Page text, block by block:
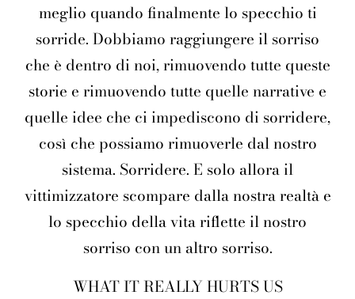
meglio quando finalmente lo specchio ti
sorride. Dobbiamo raggiungere il sorriso
che è dentro di noi, rimuovendo tutte queste
storie e rimuovendo tutte quelle narrative e
quelle idee che ci impediscono di sorridere,
così che possiamo rimuoverle dal nostro
sistema. Sorridere. E solo allora il
vittimizzatore scompare dalla nostra realtà e
lo specchio della vita riflette il nostro
sorriso con un altro sorriso.
WHAT IT REALLY HURTS US